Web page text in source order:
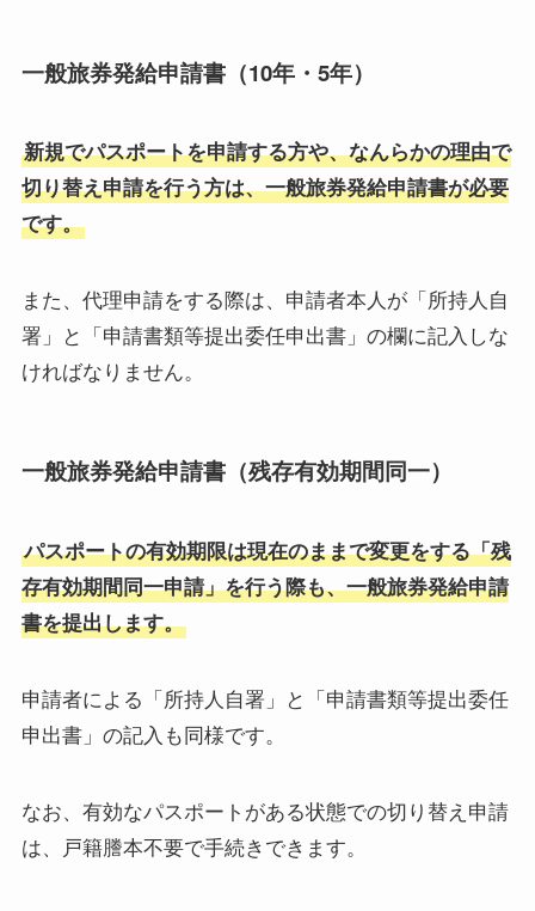
一般旅券発給申請書（10年・5年）
新規でパスポートを申請する方や、なんらかの理由で
切り替え申請を行う方は、一般旅券発給申請書が必要
です。
また、代理申請をする際は、申請者本人が「所持人自
署」と「申請書類等提出委任申出書」の欄に記入しな
ければなりません。
一般旅券発給申請書（残存有効期間同一）
パスポートの有効期限は現在のままで変更をする「残
存有効期間同一申請」を行う際も、一般旅券発給申請
書を提出します。
申請者による「所持人自署」と「申請書類等提出委任
申出書」の記入も同様です。
なお、有効なパスポートがある状態での切り替え申請
は、戸籍謄本不要で手続きできます。